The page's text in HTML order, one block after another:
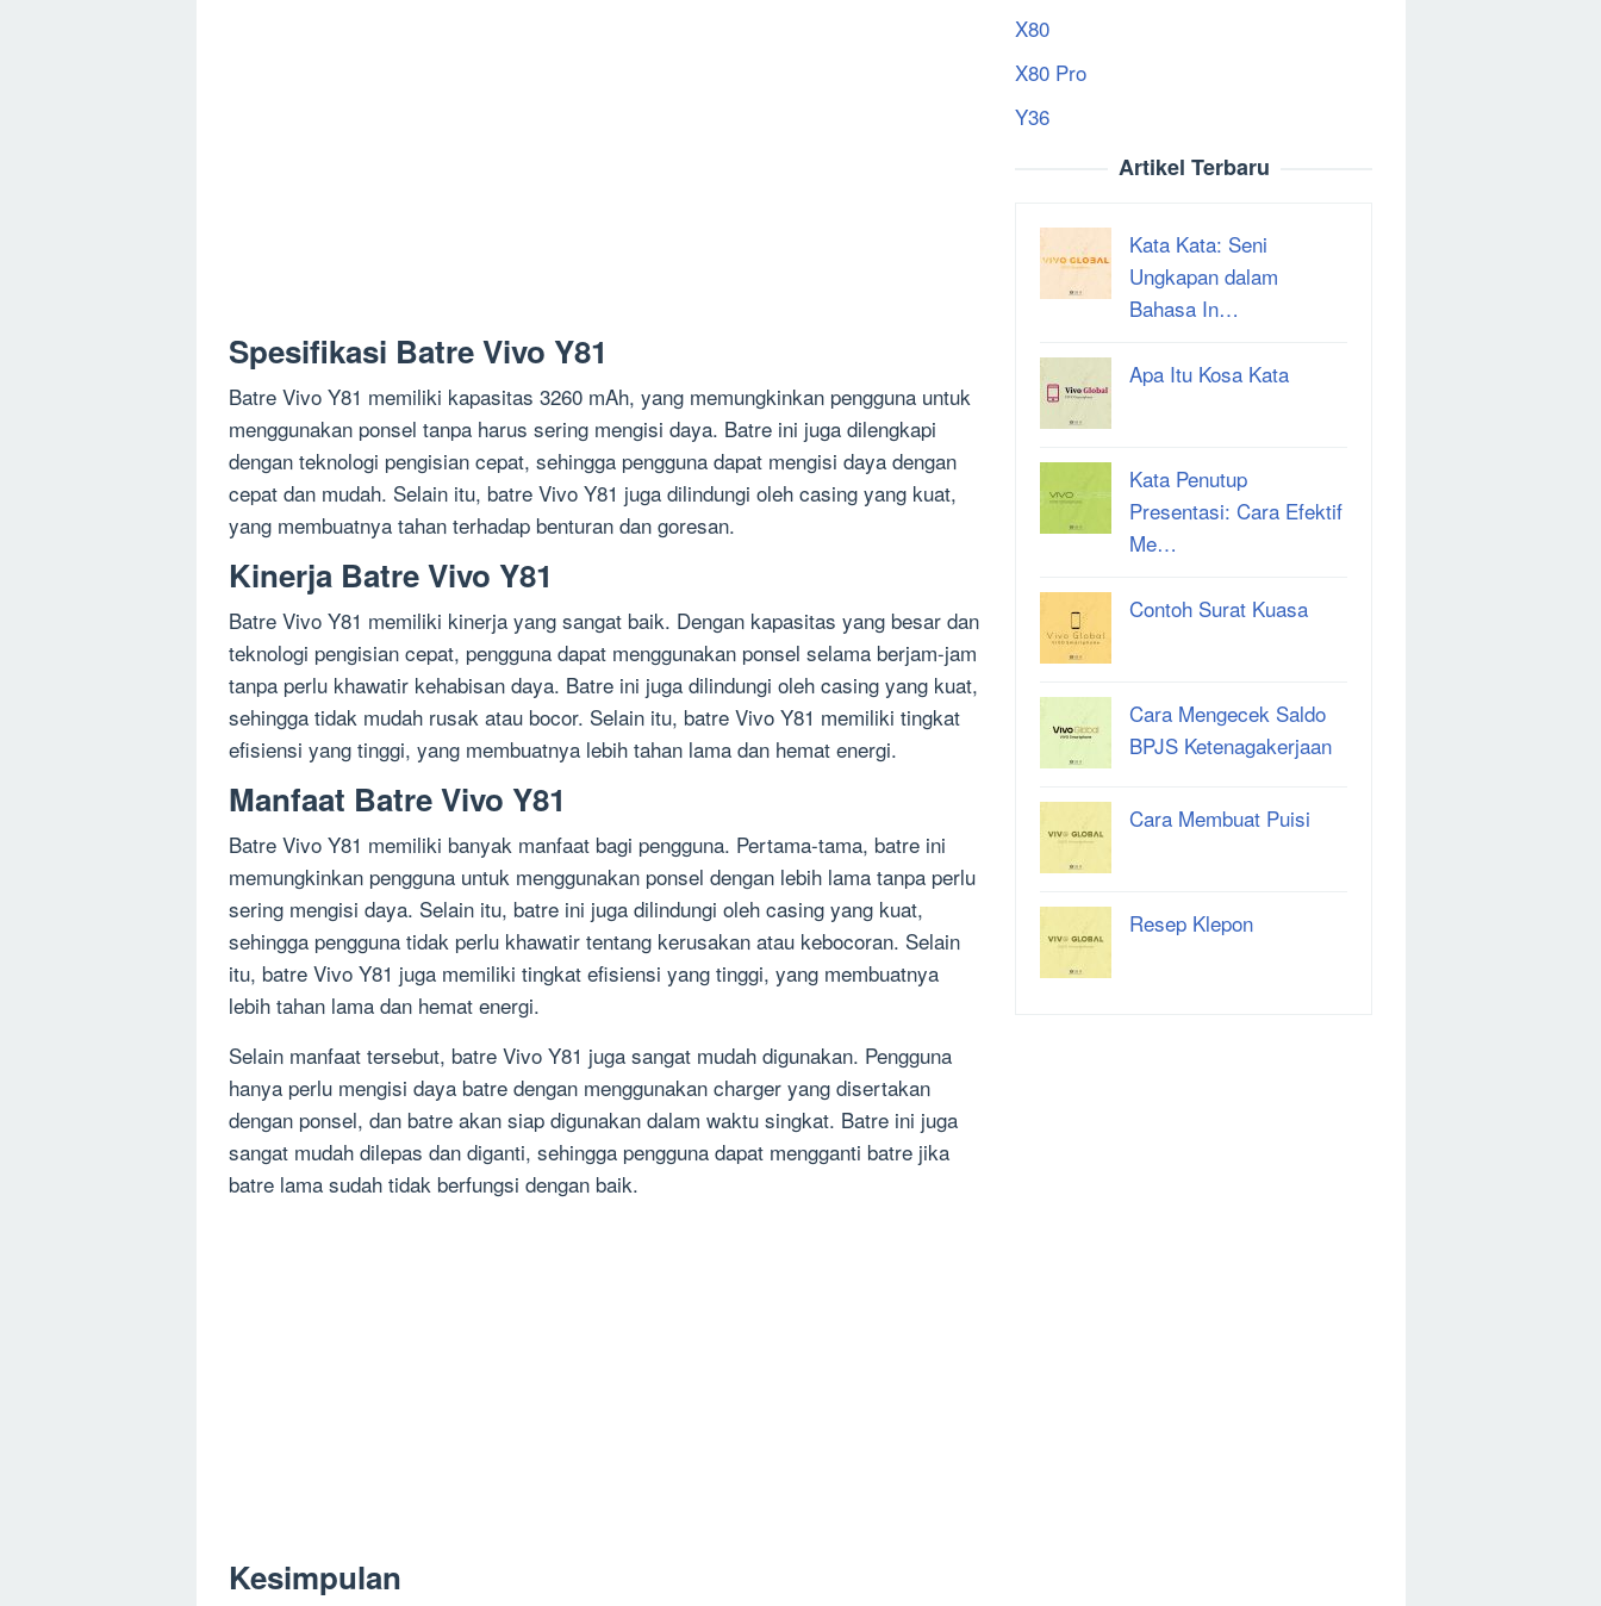
Spesifikasi Batre Vivo Y81
Batre Vivo Y81 memiliki kapasitas 3260 mAh, yang memungkinkan pengguna untuk
menggunakan ponsel tanpa harus sering mengisi daya. Batre ini juga dilengkapi
dengan teknologi pengisian cepat, sehingga pengguna dapat mengisi daya dengan
cepat dan mudah. Selain itu, batre Vivo Y81 juga dilindungi oleh casing yang kuat,
yang membuatnya tahan terhadap benturan dan goresan.
Kinerja Batre Vivo Y81
Batre Vivo Y81 memiliki kinerja yang sangat baik. Dengan kapasitas yang besar dan
teknologi pengisian cepat, pengguna dapat menggunakan ponsel selama berjam-jam
tanpa perlu khawatir kehabisan daya. Batre ini juga dilindungi oleh casing yang kuat,
sehingga tidak mudah rusak atau bocor. Selain itu, batre Vivo Y81 memiliki tingkat
efisiensi yang tinggi, yang membuatnya lebih tahan lama dan hemat energi.
Manfaat Batre Vivo Y81
Batre Vivo Y81 memiliki banyak manfaat bagi pengguna. Pertama-tama, batre ini
memungkinkan pengguna untuk menggunakan ponsel dengan lebih lama tanpa perlu
sering mengisi daya. Selain itu, batre ini juga dilindungi oleh casing yang kuat,
sehingga pengguna tidak perlu khawatir tentang kerusakan atau kebocoran. Selain
itu, batre Vivo Y81 juga memiliki tingkat efisiensi yang tinggi, yang membuatnya
lebih tahan lama dan hemat energi.
Selain manfaat tersebut, batre Vivo Y81 juga sangat mudah digunakan. Pengguna
hanya perlu mengisi daya batre dengan menggunakan charger yang disertakan
dengan ponsel, dan batre akan siap digunakan dalam waktu singkat. Batre ini juga
sangat mudah dilepas dan diganti, sehingga pengguna dapat mengganti batre jika
batre lama sudah tidak berfungsi dengan baik.
Kesimpulan
X80
X80 Pro
Y36
Artikel Terbaru
Kata Kata: Seni
Ungkapan dalam
Bahasa In…
Apa Itu Kosa Kata
Kata Penutup
Presentasi: Cara Efektif
Me…
Contoh Surat Kuasa
Cara Mengecek Saldo
BPJS Ketenagakerjaan
Cara Membuat Puisi
Resep Klepon